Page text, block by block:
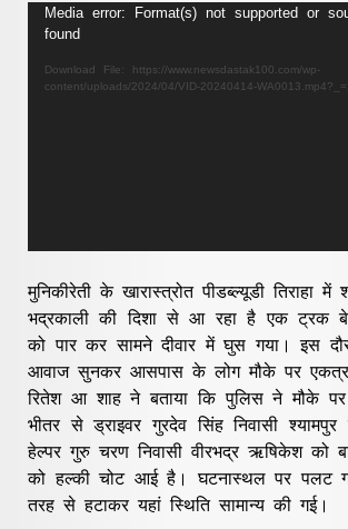
Video
Player
Media error: Format(s) not supported or
found
Download File: https://www.newsdastak100.com/wp-
content/uploads/2024/04/VID-20240414-
मुनिकीरेती के खारास्त्रोत पीडब्ल्यूडी तिराहा में
भद्रकाली की दिशा से आ रहा है एक ट्रक
को पार कर सामने दीवार में घुस गया। इस
आवाज सुनकर आसपास के लोग मौके पर एकत्र
रितेश आ शाह ने बताया कि पुलिस ने मौके
भीतर से ड्राइवर गुरदेव सिंह निवासी
हेल्पर गुरु चरण निवासी वीरभद्र ऋषिकेश को
को हल्की चोट आई है। घटनास्थल पर पलट
तरह से हटाकर यहां स्थिति सामान्य की गई।